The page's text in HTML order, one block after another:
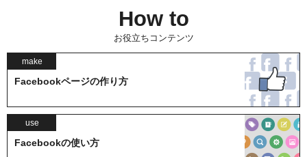
How to
お役立ちコンテンツ
make
Facebookページの作り方
use
Facebookの使い方